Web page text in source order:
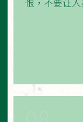
恨，不要让人